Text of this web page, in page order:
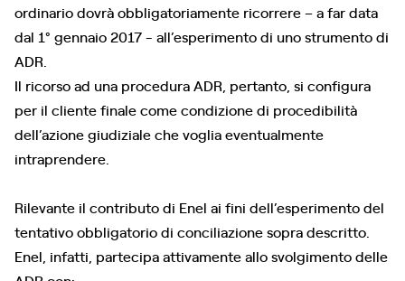
ordinario dovrà obbligatoriamente ricorrere – a far data
dal 1° gennaio 2017 - all’esperimento di uno strumento di
ADR.
Il ricorso ad una procedura ADR, pertanto, si configura
per il cliente finale come condizione di procedibilità
dell’azione giudiziale che voglia eventualmente
intraprendere.
Rilevante il contributo di Enel ai fini dell’esperimento del
tentativo obbligatorio di conciliazione sopra descritto.
Enel, infatti, partecipa attivamente allo svolgimento delle